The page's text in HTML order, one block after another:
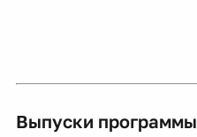
Выпуски программы